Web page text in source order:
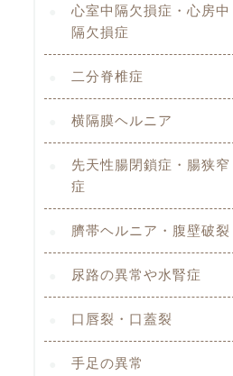
心室中隔欠損症・心房中
隔欠損症
二分脊椎症
横隔膜ヘルニア
先天性腸閉鎖症・腸狭窄
症
臍帯ヘルニア・腹壁破裂
尿路の異常や水腎症
口唇裂・口蓋裂
手足の異常